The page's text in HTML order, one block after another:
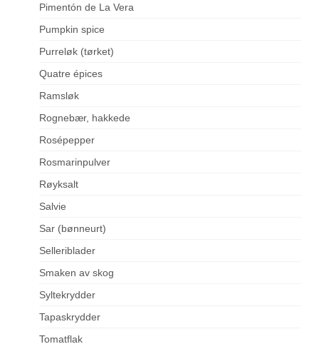
Pimentón de La Vera
Pumpkin spice
Purreløk (tørket)
Quatre épices
Ramsløk
Rognebær, hakkede
Rosépepper
Rosmarinpulver
Røyksalt
Salvie
Sar (bønneurt)
Selleriblader
Smaken av skog
Syltekrydder
Tapaskrydder
Tomatflak